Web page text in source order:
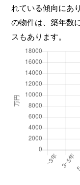
れている傾向にあ
の物件は、築年数
スもあります。